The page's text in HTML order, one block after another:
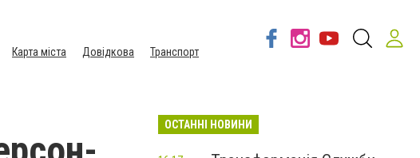
Карта міста Довідкова Транспорт
ОСТАННІ НОВИНИ